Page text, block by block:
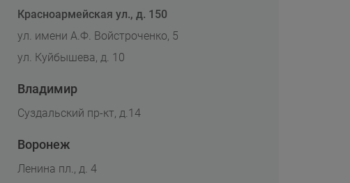
Красноармейская ул., д. 150
ул. имени А.Ф. Войстроченко, 5
ул. Куйбышева, д. 10
Владимир
Суздальский пр-кт, д.14
Воронеж
Ленина пл., д. 4